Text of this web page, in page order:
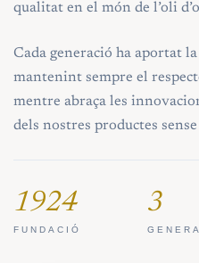
qualitat en el món de l’oli
Cada generació ha aportat
mantenint sempre el
mentre abraça les
dels nostres productes
1924
FUNDACIÓ
3